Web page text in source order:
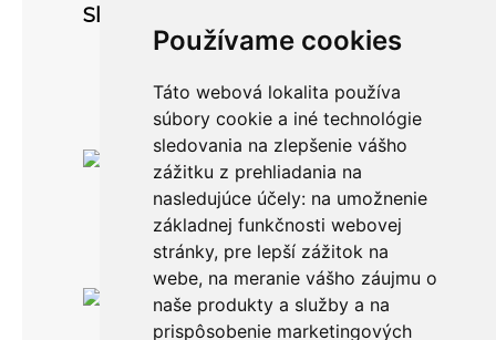
Používame cookies
Táto webová lokalita používa
súbory cookie a iné technológie
sledovania na zlepšenie vášho
zážitku z prehliadania na
nasledujúce účely: na umožnenie
základnej funkčnosti webovej
stránky, pre lepší zážitok na
webe, na meranie vášho záujmu o
naše produkty a služby a na
prispôsobenie marketingových
Sledujte nás
Po-Pia: 8.00 -16.00
0911 999 361